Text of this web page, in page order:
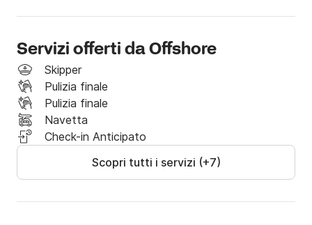
Servizi offerti da Offshore
Skipper
Pulizia finale
Pulizia finale
Navetta
Check-in Anticipato
Scopri tutti i servizi (+7)